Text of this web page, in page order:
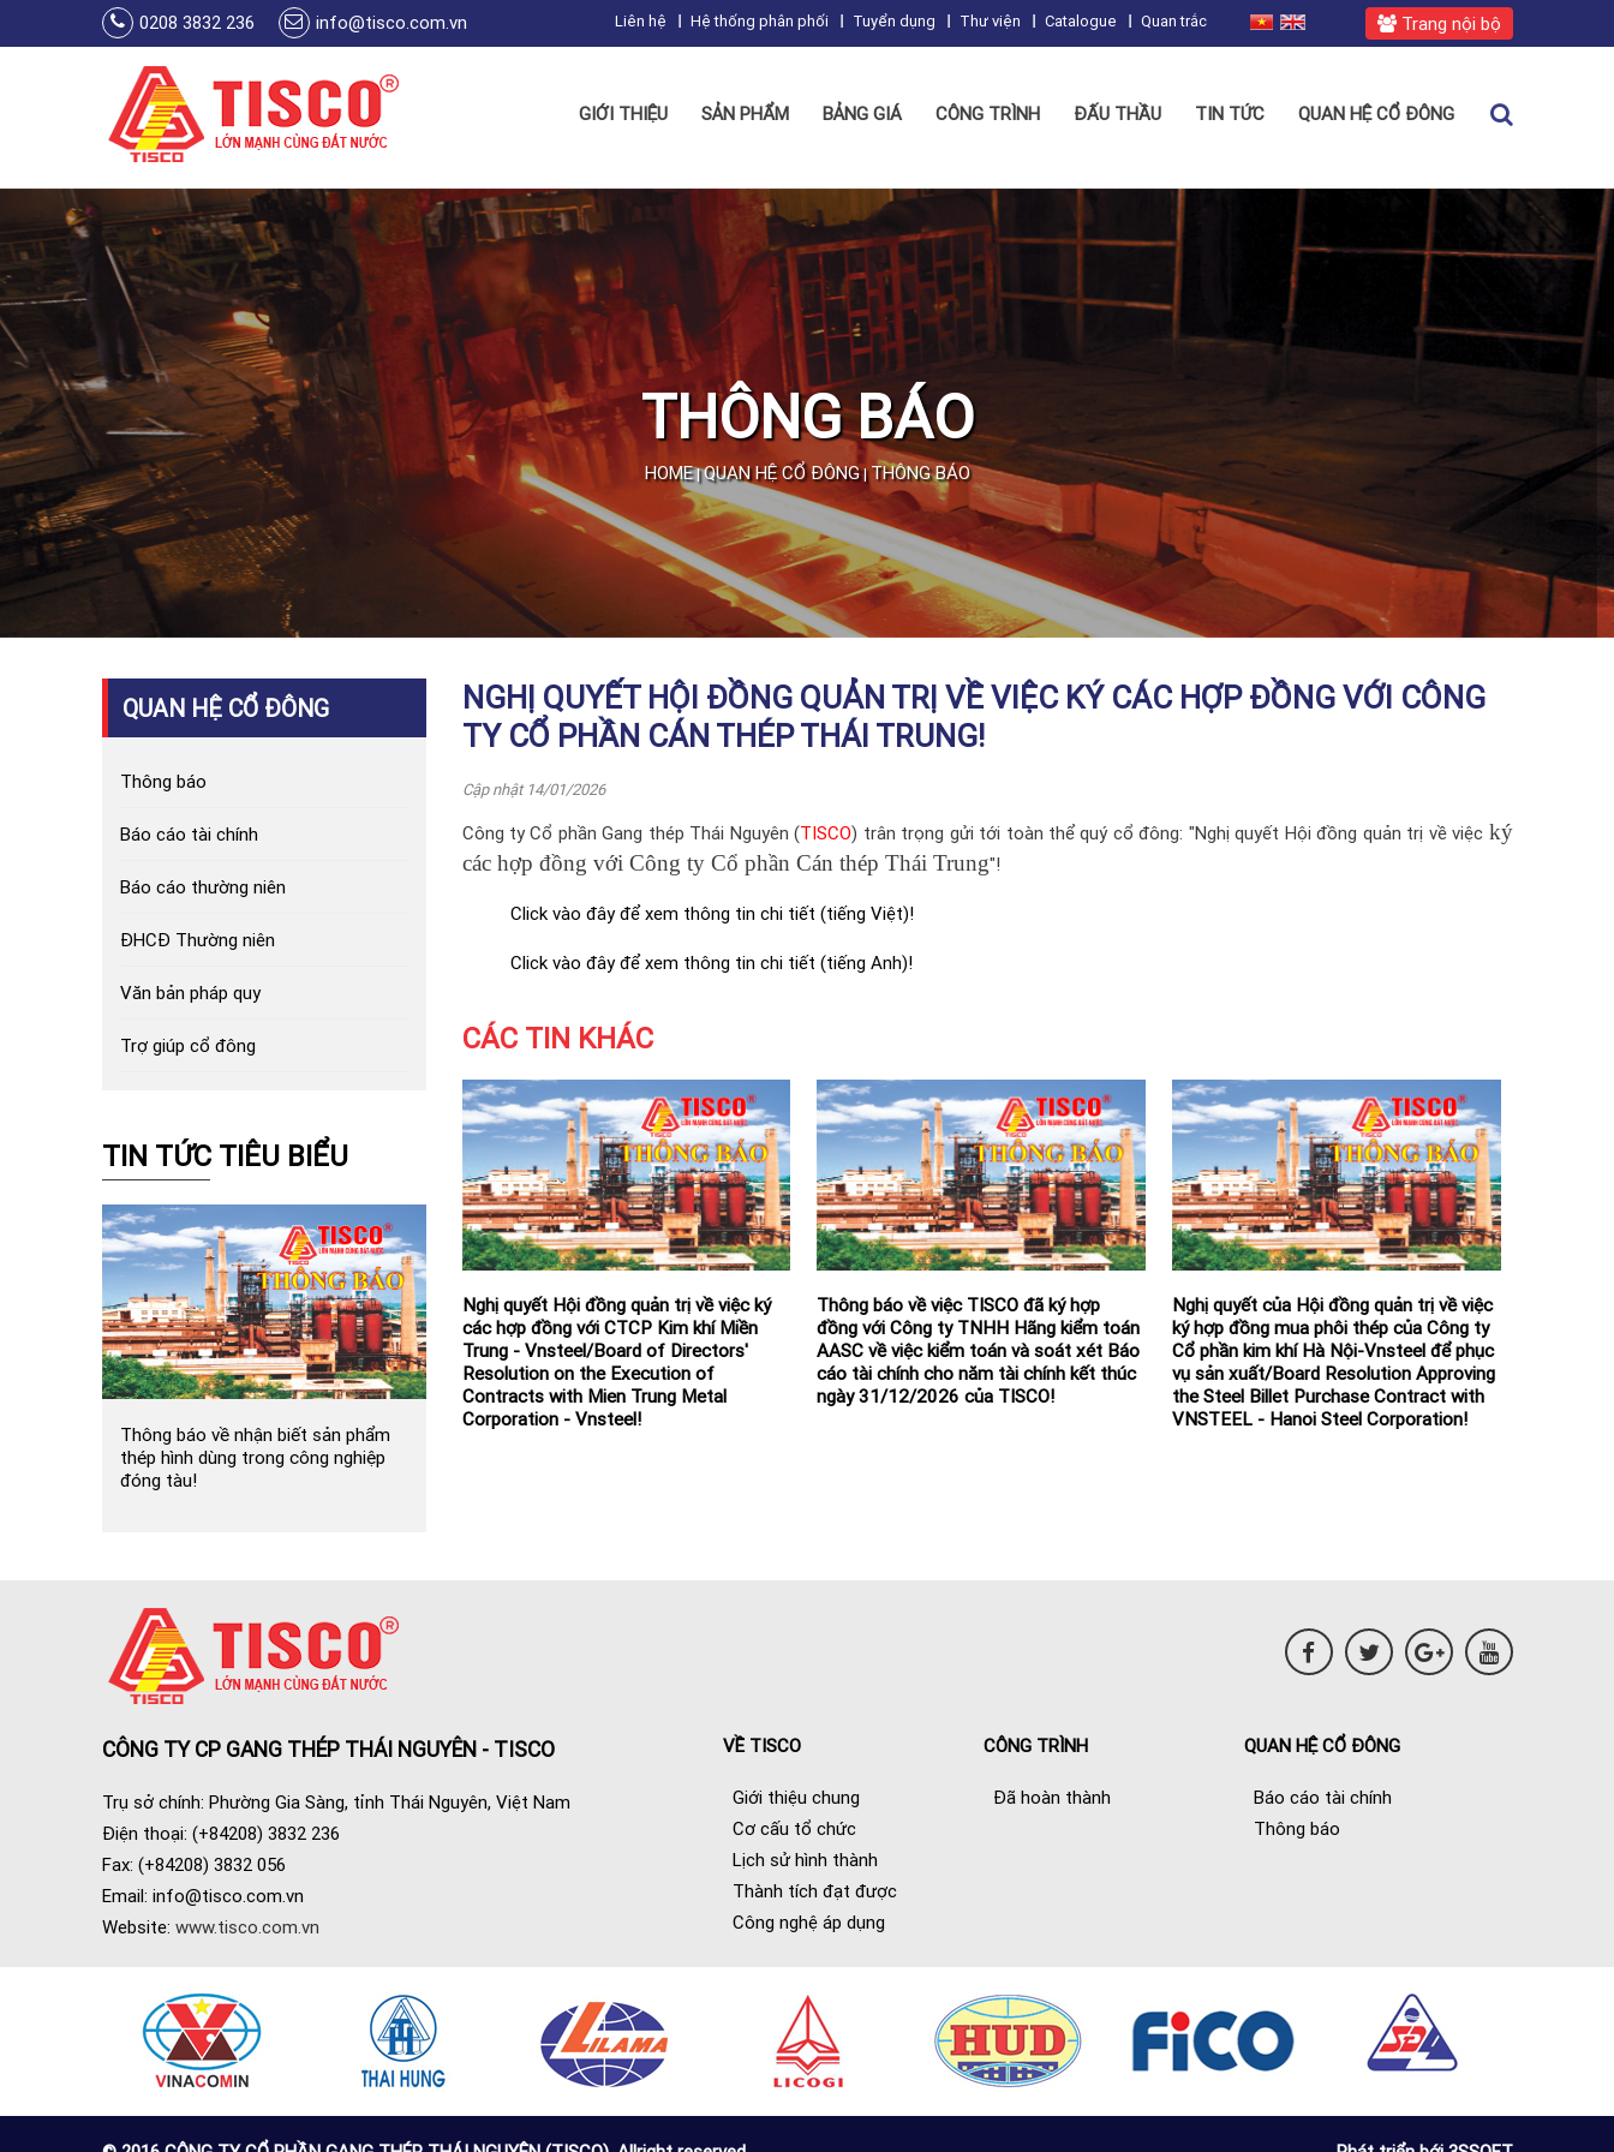
Skip to main content
0208 3832 236 info@tisco.com.vn Trang nội bộ
Liên hệ Hệ thống phân phối Tuyển dụng Thư viện Catalogue Quan trắc
GIỚI THIỆU SẢN PHẨM BẢNG GIÁ CÔNG TRÌNH ĐẤU THẦU TIN TỨC QUAN HỆ CỔ ĐÔNG
THÔNG BÁO
You are here
HOME|QUAN HỆ CỔ ĐÔNG|THÔNG BÁO
QUAN HỆ CỔ ĐÔNG
Thông báo
Báo cáo tài chính
Báo cáo thường niên
ĐHCĐ Thường niên
Văn bản pháp quy
Trợ giúp cổ đông
TIN TỨC TIÊU BIỂU
Thông báo về nhận biết sản phẩm
thép hình dùng trong công nghiệp
đóng tàu!
NGHỊ QUYẾT HỘI ĐỒNG QUẢN TRỊ VỀ VIỆC KÝ CÁC HỢP ĐỒNG VỚI CÔNG
TY CỔ PHẦN CÁN THÉP THÁI TRUNG!
Cập nhật 14/01/2026
Công ty Cổ phần Gang thép Thái Nguyên (TISCO) trân trọng gửi tới toàn thể quý cổ đông: "Nghị quyết Hội đồng quản trị về việc ký
các hợp đồng với Công ty Cổ phần Cán thép Thái Trung"!
Click vào đây để xem thông tin chi tiết (tiếng Việt)!
Click vào đây để xem thông tin chi tiết (tiếng Anh)!
CÁC TIN KHÁC
Nghị quyết Hội đồng quản trị về việc ký
các hợp đồng với CTCP Kim khí Miền
Trung - Vnsteel/Board of Directors'
Resolution on the Execution of
Contracts with Mien Trung Metal
Corporation - Vnsteel!
Thông báo về việc TISCO đã ký hợp
đồng với Công ty TNHH Hãng kiểm toán
AASC về việc kiểm toán và soát xét Báo
cáo tài chính cho năm tài chính kết thúc
ngày 31/12/2026 của TISCO!
Nghị quyết của Hội đồng quản trị về việc
ký hợp đồng mua phôi thép của Công ty
Cổ phần kim khí Hà Nội-Vnsteel để phục
vụ sản xuất/Board Resolution Approving
the Steel Billet Purchase Contract with
VNSTEEL - Hanoi Steel Corporation!
CÔNG TY CP GANG THÉP THÁI NGUYÊN - TISCO
Trụ sở chính: Phường Gia Sàng, tỉnh Thái Nguyên, Việt Nam
Điện thoại: (+84208) 3832 236
Fax: (+84208) 3832 056
Email: info@tisco.com.vn
Website: www.tisco.com.vn
VỀ TISCO
Giới thiệu chung
Cơ cấu tổ chức
Lịch sử hình thành
Thành tích đạt được
Công nghệ áp dụng
CÔNG TRÌNH
Đã hoàn thành
QUAN HỆ CỔ ĐÔNG
Báo cáo tài chính
Thông báo